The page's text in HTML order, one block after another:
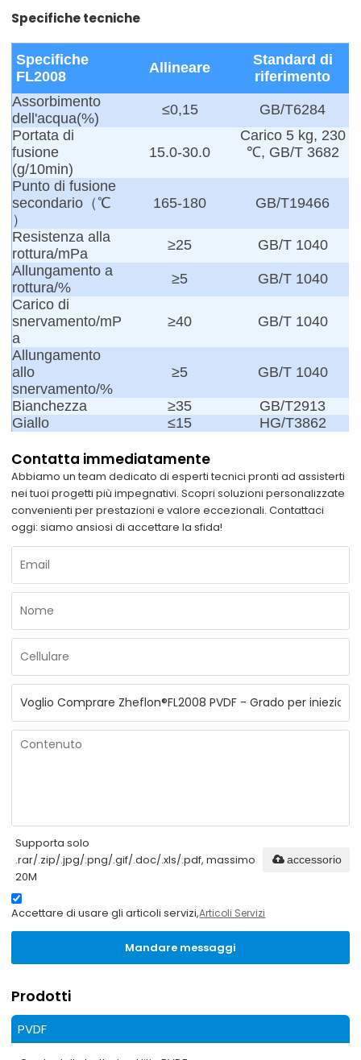
Specifiche tecniche
Specifiche
FL2008
Allineare
Standard di
riferimento
Assorbimento
dell'acqua(%)
≤0,15
GB/T6284
Portata di
fusione
(g/10min)
15.0-30.0
Carico 5 kg, 230
℃, GB/T 3682
Punto di fusione
secondario（℃
）
165-180 GB/T19466
Resistenza alla
rottura/mPa
≥25
GB/T 1040
Allungamento a
rottura/%
≥5
GB/T 1040
Carico di
snervamento/mP
a
≥40 GB/T 1040
Allungamento
allo
snervamento/%
≥5 GB/T 1040
Bianchezza ≥35
GB/T2913
Giallo
≤15 HG/T3862
Contatta immediatamente
Abbiamo un team dedicato di esperti tecnici pronti ad assisterti
nei tuoi progetti più impegnativi. Scopri soluzioni personalizzate
convenienti per prestazioni e valore eccezionali. Contattaci
oggi: siamo ansiosi di accettare la sfida!
Supporta solo
.rar/.zip/.jpg/.png/.gif/.doc/.xls/.pdf, massimo
20M
accessorio
Accettare di usare gli articoli servizi,Articoli Servizi
Mandare messaggi
Prodotti
PVDF